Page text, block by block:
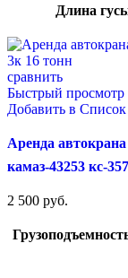
Длина
сравнить
Быстрый просмотр
Добавить в
Аренда
камаз-43253 кс-
2 500 руб.